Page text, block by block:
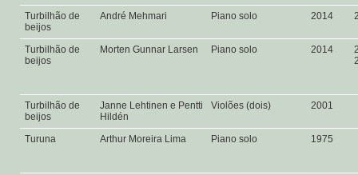
Turbilhão de
beijos
André Mehmari Piano solo 2014
Turbilhão de
beijos
Morten Gunnar Larsen Piano solo 2014
Turbilhão de
beijos
Janne Lehtinen e Pentti
Hildén
Violões (dois) 2001
Turuna Arthur Moreira Lima Piano solo 1975